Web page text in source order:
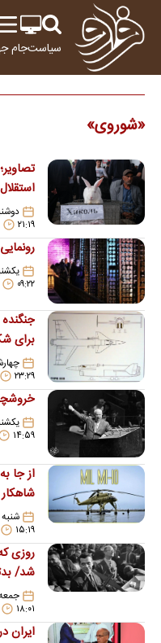
سیاستجام
شوروی
استقلال
دوشنبه ۱۱
۲۱:۱۹
یکشنبه ۱۰
۰۹:۲۲
برای
چهارشنبه ۲۳
۲۳:۲۹
یکشنبه ۲۰
۱۴:۵۹
از جا
میل-10شنبه ۱۹ اردیبهشت ۱۴۰۵
۱۵:۱۹
روزی
شد/
جمعه ۱۱ اردیبهشت
۱۸:۰۱
ایران